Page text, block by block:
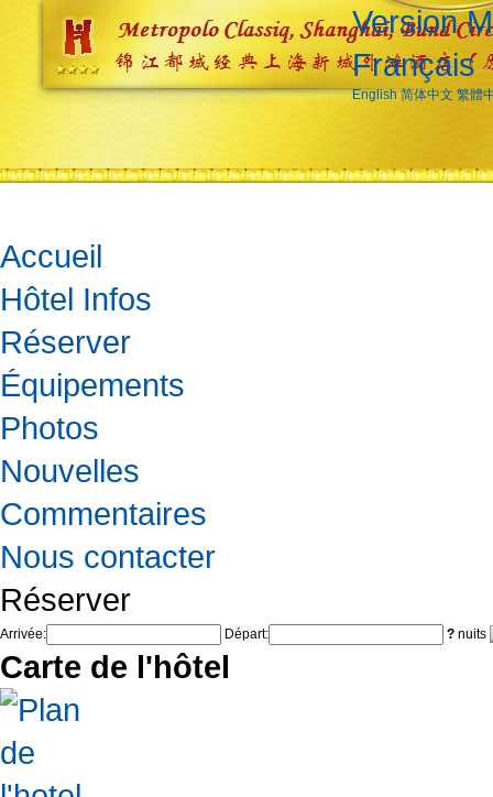
Version
Français
English 简体中文 繁體
Accueil
Hôtel Infos
Réserver
Équipements
Photos
Nouvelles
Commentaires
Nous contacter
Réserver
Arrivée: Départ: ? nuits
Carte de l'hôtel